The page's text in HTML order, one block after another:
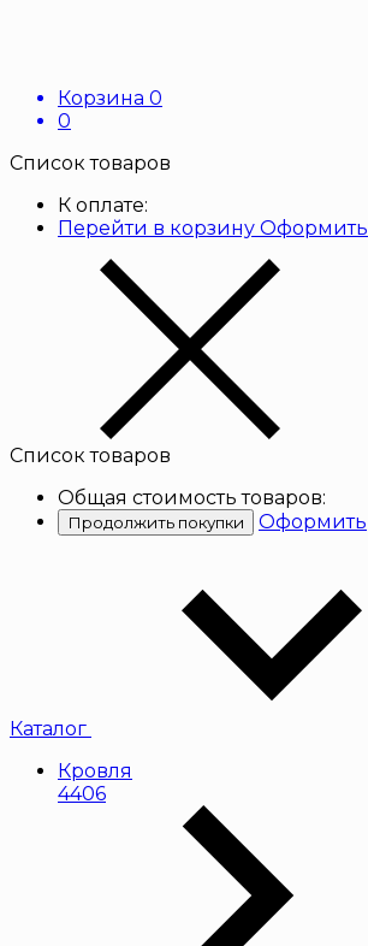
Корзина 0
0
Список товаров
К оплате:
Перейти в корзину Оформить
Список товаров
Общая стоимость товаров:
Продолжить покупки Оформить
Каталог
Кровля
4406